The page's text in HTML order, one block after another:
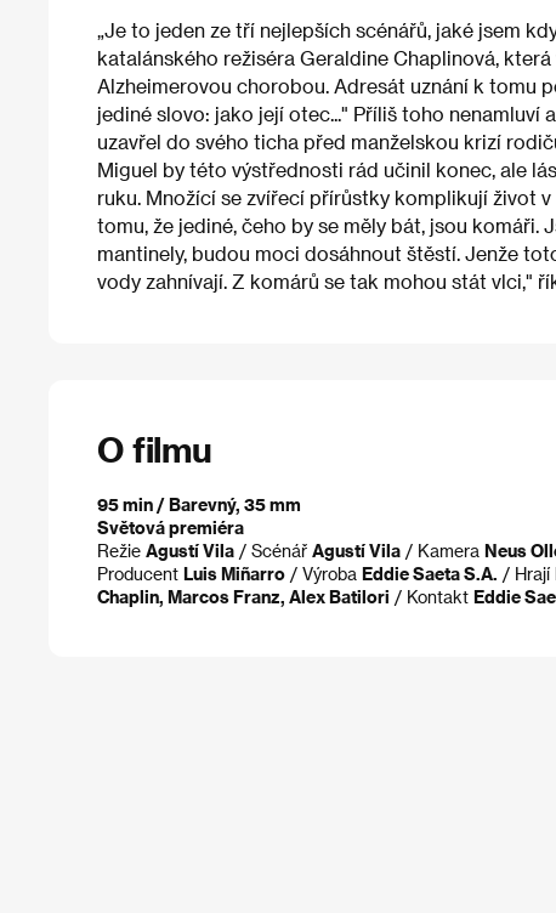
„Je to jeden ze tří nejlepších scénářů, jaké jsem
katalánského režiséra Geraldine Chaplinová,
Alzheimerovou chorobou. Adresát uznání k tomu
jediné slovo: jako její otec..." Příliš toho nenamluví
uzavřel do svého ticha před manželskou krizí
Miguel by této výstřednosti rád učinil konec, ale
ruku. Množící se zvířecí přírůstky komplikují život
tomu, že jediné, čeho by se měly bát, jsou komáři.
mantinely, budou moci dosáhnout štěstí. Jenže
vody zahnívají. Z komárů se tak mohou stát vlci,"
O filmu
95 min / Barevný, 35 mm
Světová premiéra
Režie Agustí Vila / Scénář Agustí Vila / Kamera Neus
Producent Luis Miñarro / Výroba Eddie Saeta S.A. / Hrají
Chaplin, Marcos Franz, Alex Batilori / Kontakt Eddie